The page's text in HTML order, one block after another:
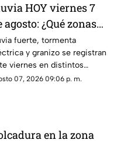
HOY viernes 7
agosto: ¿Qué zonas
Guadalajara están
fuerte, tormenta
y granizo se registran
viernes en distintos
de Guadalajara y
07, 2026 09:06 p. m.
en la zona